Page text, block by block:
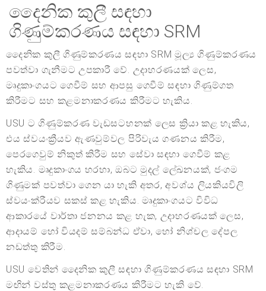
දෛනික කුලී සඳහා
ගිණුම්කරණය සඳහා SRM
දෛනික කුලී ගිණුම්කරණය සඳහා SRM මූල්‍ය ගිණුම්කරණය
පවත්වා ගැනීමට උපකාරී වේ. උදාහරණයක් ලෙස,
මෘදුකාංගයට ගෙවීම් සහ ආපසු ගෙවීම් සඳහා ගිණුම්ගත
කිරීමට සහ කළමනාකරණය කිරීමට හැකිය.
USU ට ගිණුම්කරණ වැඩසටහනක් ලෙස ක්‍රියා කළ හැකිය,
එය ස්වයංක්‍රීයව ඇණවුම්වල පිරිවැය ගණනය කිරීම,
පෙරගෙවුම් නිකුත් කිරීම සහ සේවා සඳහා ගෙවීම් කළ
හැකිය. මෘදුකාංගය හරහා, ඔබට මුදල් ලේඛනයක්, ජංගම
ගිණුමක් පවත්වා ගෙන යා හැකි අතර, අවශ්ය ලියකියවිලි
ස්වයංක්රීයව සකස් කළ හැකිය. මෘදුකාංගයට විවිධ
ආකාරයේ වාර්තා ජනනය කළ හැක, උදාහරණයක් ලෙස,
ආදායම් හෝ වියදම් සම්බන්ධ ඒවා, හෝ නිශ්චල දේපල
නඩත්තු කිරීම.
USU වෙතින් දෛනික කුලී සඳහා ගිණුම්කරණය සඳහා SRM
මඟින් වස්තු කළමනාකරණය කිරීමට හැකි වේ.